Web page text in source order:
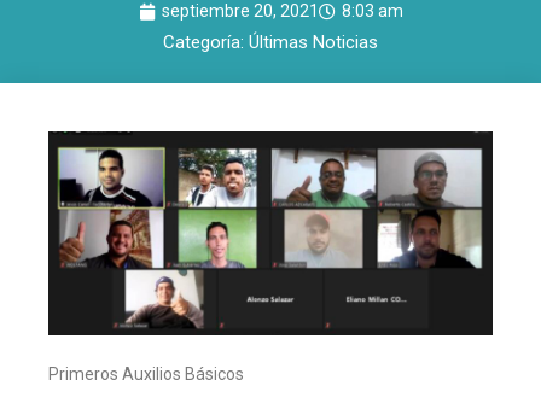
septiembre 20, 2021 8:03 am
Categoría: Últimas Noticias
Primeros Auxilios Básicos